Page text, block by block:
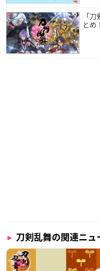
「
とめ
刀剣乱舞の関連ニュ